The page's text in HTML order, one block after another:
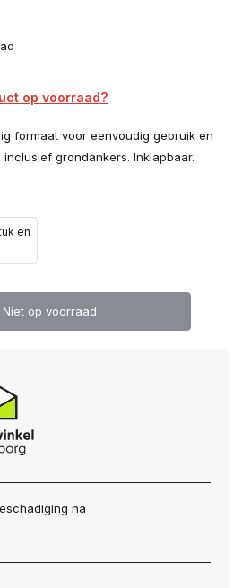
op voorraad?
formaat voor eenvoudig gebruik en
grondankers. Inklapbaar.
en
Niet op voorraad
na